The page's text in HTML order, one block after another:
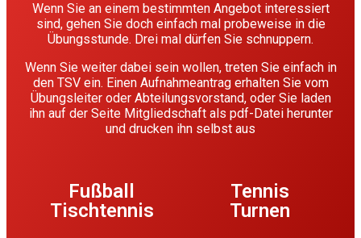
Wenn Sie an einem bestimmten Angebot interessiert
sind, gehen Sie doch einfach mal probeweise in die
Übungsstunde. Drei mal dürfen Sie schnuppern.
Wenn Sie weiter dabei sein wollen, treten Sie einfach in
den TSV ein. Einen Aufnahmeantrag erhalten Sie vom
Übungsleiter oder Abteilungsvorstand, oder Sie laden
ihn auf der Seite Mitgliedschaft als pdf-Datei herunter
und drucken ihn selbst aus
Fußball
Tennis
Tischtennis
Turnen